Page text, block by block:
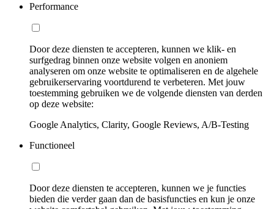
Performance
Door deze diensten te accepteren, kunnen we klik- en
surfgedrag binnen onze website volgen en anoniem
analyseren om onze website te optimaliseren en de algehele
gebruikerservaring voortdurend te verbeteren. Met jouw
toestemming gebruiken we de volgende diensten van derden
op deze website:
Google Analytics, Clarity, Google Reviews, A/B-Testing
Functioneel
Door deze diensten te accepteren, kunnen we je functies
bieden die verder gaan dan de basisfuncties en kun je onze